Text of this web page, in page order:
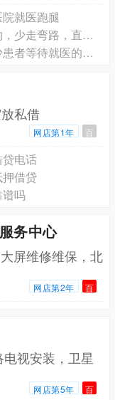
就医跑腿
北京儿童医院精神科陆小彦特需号预约，少走弯路，直接找专家
北京广安门医院急诊挂号代跑腿，减少患者等待就医的时间
私借
网店第1年 百
电话
借贷
吗
务中心
屏维修维保，北
网店第2年 百
视安装，卫星
网店第5年 百